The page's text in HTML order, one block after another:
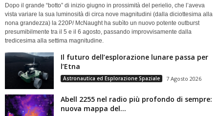
Dopo il grande “botto” di inizio giugno in prossimità del perielio, che l’aveva
vista variare la sua luminosità di circa nove magnitudini (dalla diciottesima alla
nona grandezza) la 220P/ McNaught ha subìto un nuovo potente outburst
presumibilmente tra il 5 e il 6 agosto, passando improvvisamente dalla
tredicesima alla settima magnitudine.
Il futuro dell’esplorazione lunare passa per
l’Etna
Astronautica ed Esplorazione Spaziale 7 Agosto 2026
Abell 2255 nel radio più profondo di sempre:
nuova mappa del...